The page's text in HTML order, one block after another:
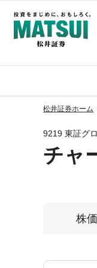
松井証券ホーム
9219 東証グ
チャ
株価